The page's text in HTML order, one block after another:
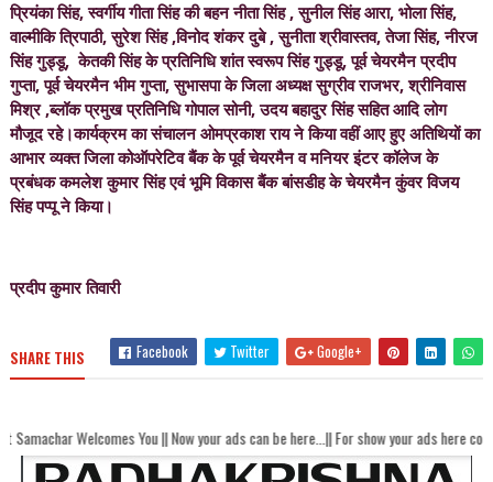
प्रियंका सिंह, स्वर्गीय गीता सिंह की बहन नीता सिंह , सुनील सिंह आरा, भोला सिंह,
वाल्मीकि त्रिपाठी, सुरेश सिंह ,विनोद शंकर दुबे , सुनीता श्रीवास्तव, तेजा सिंह, नीरज
सिंह गुड्डू, केतकी सिंह के प्रतिनिधि शांत स्वरूप सिंह गुड्डू, पूर्व चेयरमैन प्रदीप
गुप्ता, पूर्व चेयरमैन भीम गुप्ता, सुभासपा के जिला अध्यक्ष सुग्रीव राजभर, श्रीनिवास
मिश्र ,ब्लॉक प्रमुख प्रतिनिधि गोपाल सोनी, उदय बहादुर सिंह सहित आदि लोग
मौजूद रहे।कार्यक्रम का संचालन ओमप्रकाश राय ने किया वहीं आए हुए अतिथियों का
आभार व्यक्त जिला कोऑपरेटिव बैंक के पूर्व चेयरमैन व मनियर इंटर कॉलेज के
प्रबंधक कमलेश कुमार सिंह एवं भूमि विकास बैंक बांसडीह के चेयरमैन कुंवर विजय
सिंह पप्पू ने किया।
प्रदीप कुमार तिवारी
SHARE THIS Facebook Twitter Google+
You || Now your ads can be here...|| For show your ads here contact